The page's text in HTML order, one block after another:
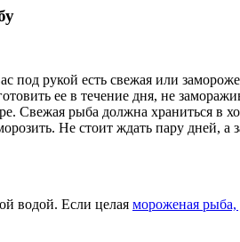
под рукой есть свежая или
ее в течение дня, не
Свежая рыба должна храниться
Не стоит ждать пару
водой. Если целая мороженая рыба,